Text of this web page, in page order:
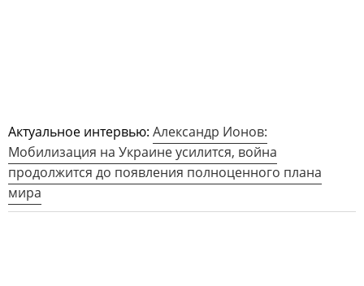
Актуальное интервью: Александр Ионов:
Мобилизация на Украине усилится, война
продолжится до появления полноценного плана
мира